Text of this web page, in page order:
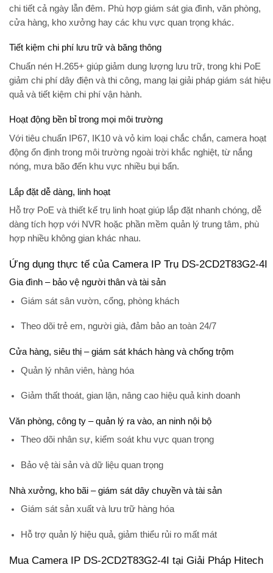
chi tiết cả ngày lẫn đêm. Phù hợp giám sát gia đình, văn phòng,
cửa hàng, kho xưởng hay các khu vực quan trọng khác.
Tiết kiệm chi phí lưu trữ và băng thông
Chuẩn nén H.265+ giúp giảm dung lượng lưu trữ, trong khi PoE
giảm chi phí dây điện và thi công, mang lại giải pháp giám sát hiệu
quả và tiết kiệm chi phí vận hành.
Hoạt động bền bỉ trong mọi môi trường
Với tiêu chuẩn
IP67, IK10 và vỏ kim loại chắc chắn, camera hoạt
động ổn định trong môi trường ngoài trời khắc nghiệt, từ nắng
nóng, mưa bão đến khu vực nhiều bụi bẩn.
Lắp đặt dễ dàng, linh hoạt
Hỗ trợ PoE và thiết kế trụ linh hoạt giúp lắp đặt nhanh chóng, dễ
dàng tích hợp với NVR hoặc phần mềm quản lý trung tâm, phù
hợp nhiều không gian khác nhau.
Ứng dụng thực tế của Camera IP Trụ DS-2CD2T83G2-4I
Gia đình – bảo vệ người thân và tài sản
Giám sát sân vườn, cổng, phòng khách
Theo dõi trẻ em, người già, đảm bảo an toàn 24/7
Cửa hàng, siêu thị – giám sát khách hàng và chống trộm
Quản lý nhân viên, hàng hóa
Giảm thất thoát, gian lận, nâng cao hiệu quả kinh doanh
Văn phòng, công ty – quản lý ra vào, an ninh nội bộ
Theo dõi nhân sự, kiểm soát khu vực quan trọng
Bảo vệ tài sản và dữ liệu quan trọng
Nhà xưởng, kho bãi – giám sát dây chuyền và tài sản
Giám sát sản xuất và lưu trữ hàng hóa
Hỗ trợ quản lý hiệu quả, giảm thiểu rủi ro mất mát
Mua Camera IP DS-2CD2T83G2-4I tại Giải Pháp Hitech